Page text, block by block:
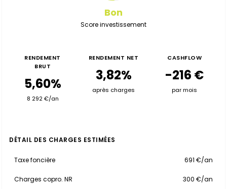
Bon
Score investissement
RENDEMENT
BRUT
5,60%
8 292 €/an
RENDEMENT NET
3,82%
après charges
CASHFLOW
-216 €
par mois
DÉTAIL DES CHARGES ESTIMÉES
Taxe foncière 691 €/an
Charges copro. NR 300 €/an